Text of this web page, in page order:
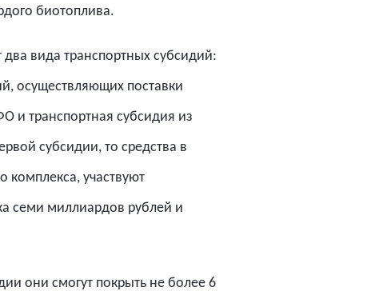
биотоплива.
два вида транспортных субсидий:
осуществляющих поставки
и транспортная субсидия из
субсидии, то средства в
участвуют
семи миллиардов рублей и
они смогут покрыть не более 6